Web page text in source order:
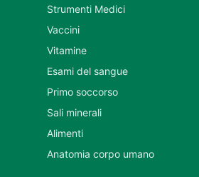
Strumenti Medici
Vaccini
Vitamine
Esami del sangue
Primo soccorso
Sali minerali
Alimenti
Anatomia corpo umano